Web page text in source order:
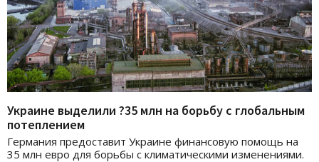
Украине выделили ?35 млн на борьбу с глобальным
потеплением
Германия предоставит Украине финансовую помощь на
35 млн евро для борьбы с климатическими изменениями.